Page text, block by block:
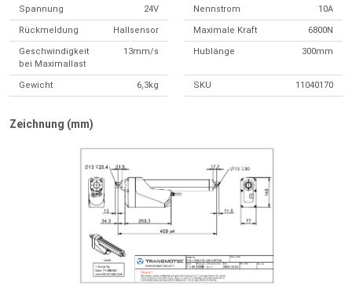
Spannung 24V Nennstrom 10A
Rückmeldung Hallsensor Maximale Kraft 6800N
Geschwindigkeit
bei Maximallast
13mm/s Hublänge 300mm
Gewicht 6,3kg SKU 11040170
Zeichnung (mm)